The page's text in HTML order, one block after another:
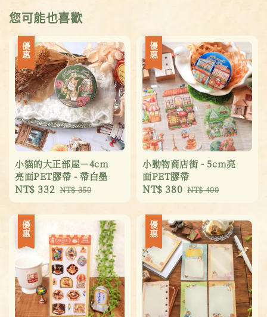
您可能也喜歡
優惠
小貓的大正部屋－4cm
亮面PET膠帶 - 帶白墨
Sale
price
NT$ 332 Regular
NT$ 350
優惠
小動物商店街 - 5cm亮
面PET膠帶
Sale
NT$ 380 Regular
NT$ 400
優惠 優惠